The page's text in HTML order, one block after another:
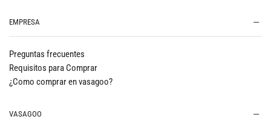
EMPRESA
Preguntas frecuentes
Requisitos para Comprar
¿Como comprar en vasagoo?
VASAGOO